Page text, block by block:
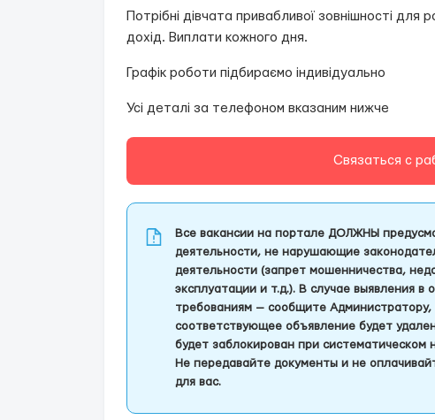
Потрібні дівчата привабливої зовнішності
дохід. Виплати кожного дня.
Графік роботи підбираємо індивідуально
Усі деталі за телефоном вказаним нижче
Связаться с
Все вакансии на портале ДОЛЖНЫ
деятельности, не нарушающие
деятельности (запрет мошенничества,
эксплуатации и т.д.). В случае выявления в
требованиям — сообщите
соответствующее объявление будет
будет заблокирован при систематическом
Не передавайте документы и не
для вас.